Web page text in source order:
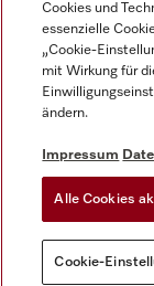
Impressum
Datenschutz
Cookie-
Cookies und
essenzielle
„Cookie-
mit Wirkung für
ändern.
Impressum
Alle Cookies
Cookie-